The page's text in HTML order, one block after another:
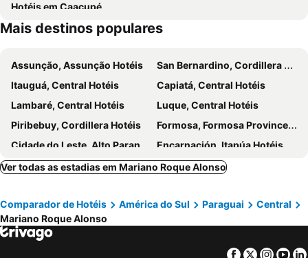
Factoria Hotel
La Morada Posada Boutique
Gran Hotel Parana
Ramada Suites by Wyndham Asuncion Aeropuerto
Sol de Luque Casa-hotel
Gran Bourbon Hotel Asunción
Mandala
Westfalenhaus
Chaco
Las Lomas Casa Hotel
Sheraton Asuncion Hotel
Asuncion Internacional Downtown Hotel
Hotel Las Margaritas
Hotéis em Caacupé
Mais destinos populares
Assunção, Assunção Hotéis
San Bernardino, Cordillera Hotéis
Itauguá, Central Hotéis
Capiatá, Central Hotéis
Lambaré, Central Hotéis
Luque, Central Hotéis
Piribebuy, Cordillera Hotéis
Formosa, Formosa Province Hotéis
Cidade do Leste, Alto Paraná Hotéis
Encarnación, Itapúa Hotéis
Salto del Guairá, Canindeyú Hotéis
Pedro Juan Caballero, Amambay Hotéis
Hernandaríaz, Alto Paraná Hotéis
Ver todas as estadias em Mariano Roque Alonso
Comparador de Hotéis América do Sul Paraguai
Central
Mariano Roque Alonso
Facebook
Twitter